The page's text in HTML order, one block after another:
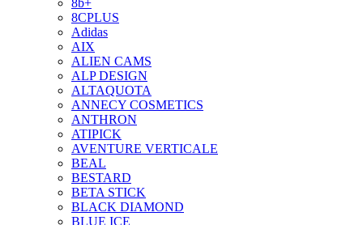
8b+
8CPLUS
Adidas
AIX
ALIEN CAMS
ALP DESIGN
ALTAQUOTA
ANNECY COSMETICS
ANTHRON
ATIPICK
AVENTURE VERTICALE
BEAL
BESTARD
BETA STICK
BLACK DIAMOND
BLUE ICE